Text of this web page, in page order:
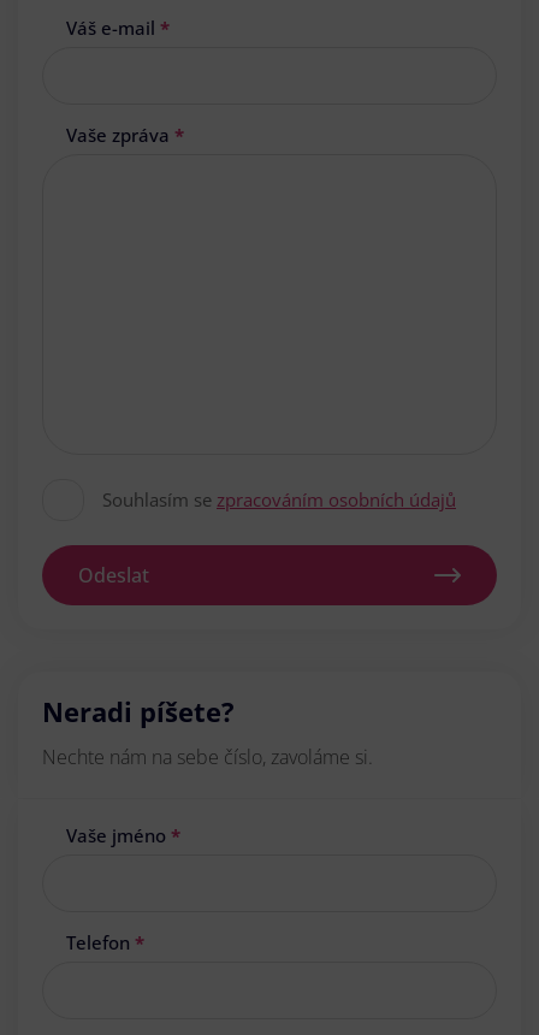
Váš e-mail *
Vaše zpráva *
Souhlasím se zpracováním osobních údajů
Odeslat
Neradi píšete?
Nechte nám na sebe číslo, zavoláme si.
Vaše jméno *
Telefon *